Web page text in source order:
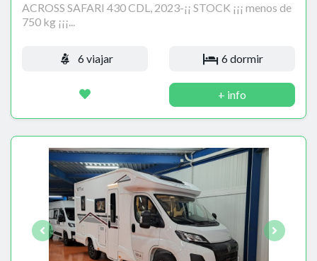
ACROSS SAFARI 430 CDL, 2023-¡¡ STOCK ¡¡¡ menos de
750 kg ¡¡¡...
6 viajar 6 dormir
+ info